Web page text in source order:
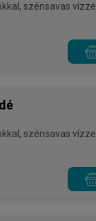
szénsavas vízzel
szénsavas vízzel